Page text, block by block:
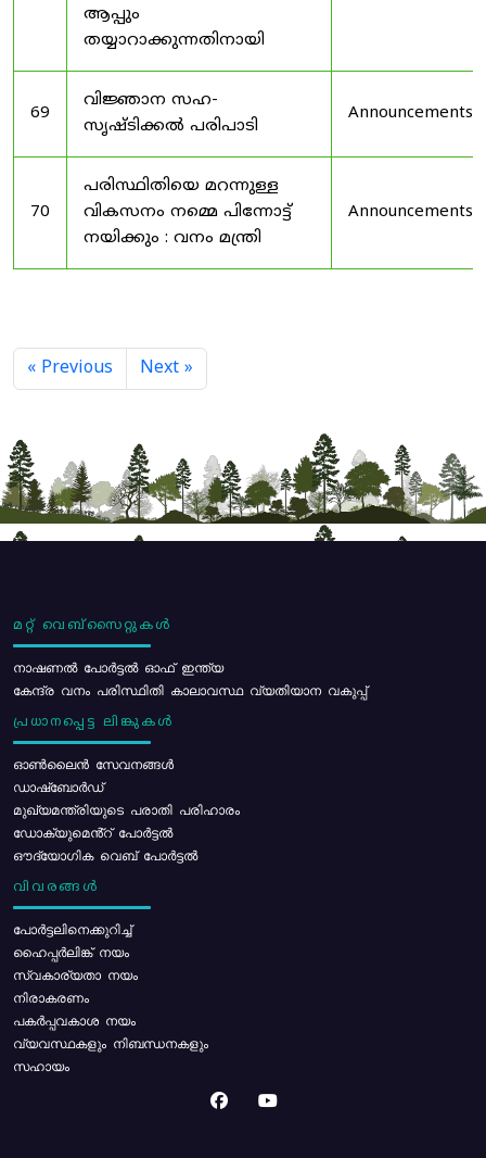
ആപ്പും
തയ്യാറാക്കുന്നതിനായി
69
വിജ്ഞാന സഹ-
സൃഷ്ടിക്കൽ പരിപാടി
Announcements
70
പരിസ്ഥിതിയെ മറന്നുള്ള
വികസനം നമ്മെ പിന്നോട്ട്
നയിക്കും : വനം മന്ത്രി
Announcements
« Previous Next »
മറ്റ് വെബ്സൈറ്റുകൾ
നാഷണൽ പോർട്ടൽ ഓഫ് ഇന്ത്യ
കേന്ദ്ര വനം പരിസ്ഥിതി കാലാവസ്ഥ വ്യതിയാന വകുപ്പ്
പ്രധാനപ്പെട്ട ലിങ്കുകൾ
ഓൺലൈൻ സേവനങ്ങൾ
ഡാഷ്ബോർഡ്
മുഖ്യമന്ത്രിയുടെ പരാതി പരിഹാരം
ഡോക്യുമെൻ്റ് പോർട്ടൽ
ഔദ്യോഗിക വെബ് പോർട്ടൽ
വിവരങ്ങൾ
പോര്‍ട്ടലിനെക്കുറിച്ച്
ഹൈപ്പർലിങ്ക് നയം
സ്വകാര്യതാ നയം
നിരാകരണം
പകർപ്പവകാശ നയം
വ്യവസ്ഥകളും നിബന്ധനകളും
സഹായം